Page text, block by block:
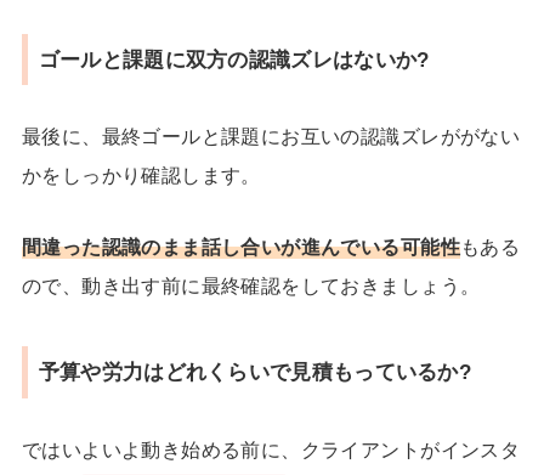
ゴールと課題に双方の認識ズレはないか?
最後に、最終ゴールと課題にお互いの認識ズレががない
かをしっかり確認します。
間違った認識のまま話し合いが進んでいる可能性もある
ので、動き出す前に最終確認をしておきましょう。
予算や労力はどれくらいで見積もっているか?
ではいよいよ動き始める前に、クライアントがインスタ